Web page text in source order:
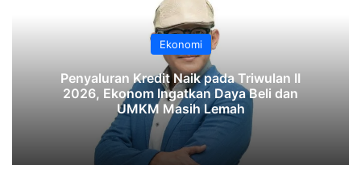
Ekonomi
‎Penyaluran Kredit Naik pada Triwulan II
2026, Ekonom Ingatkan Daya Beli dan
UMKM Masih Lemah‎‎